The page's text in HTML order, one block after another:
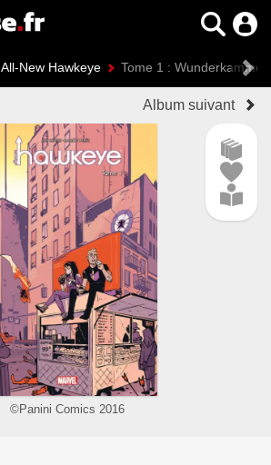
All-New Hawkeye Tome 1 : Wunderkammer
Album suivant
©Panini Comics 2016